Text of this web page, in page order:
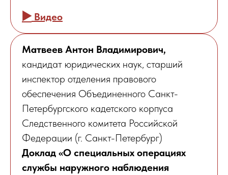
▶️ Видео
Матвеев Антон Владимирович,
кандидат юридических наук, старший
инспектор отделения правового
обеспечения Объединенного Санкт-
Петербургского кадетского корпуса
Следственного комитета Российской
Федерации (г. Санкт-Петербург)
Доклад «О специальных операциях
службы наружного наблюдения